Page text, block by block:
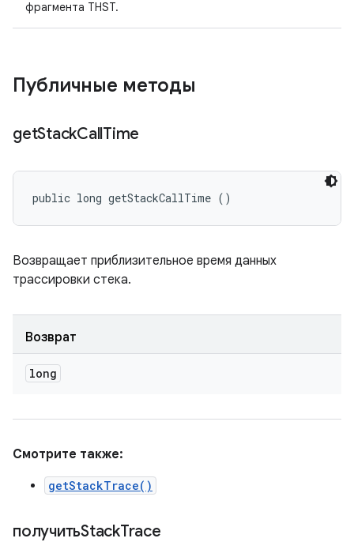
фрагмента THST.
Публичные методы
getStackCallTime
public long getStackCallTime ()
Возвращает приблизительное время данных
трассировки стека.
Возврат
long
Смотрите также:
getStackTrace()
получитьStackTrace